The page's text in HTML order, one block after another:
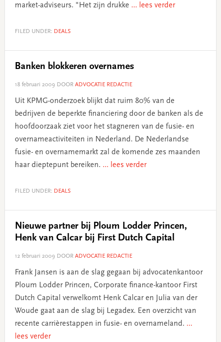
market-adviseurs. "Het zijn drukke ... lees verder
FILED UNDER: DEALS
Banken blokkeren overnames
18 februari 2009 DOOR ADVOCATIE REDACTIE
Uit KPMG-onderzoek blijkt dat ruim 80% van de
bedrijven de beperkte financiering door de banken als de
hoofdoorzaak ziet voor het stagneren van de fusie- en
overnameactiviteiten in Nederland. De Nederlandse
fusie- en overnamemarkt zal de komende zes maanden
haar dieptepunt bereiken. ... lees verder
FILED UNDER: DEALS
Nieuwe partner bij Ploum Lodder Princen,
Henk van Calcar bij First Dutch Capital
12 februari 2009 DOOR ADVOCATIE REDACTIE
Frank Jansen is aan de slag gegaan bij advocatenkantoor
Ploum Lodder Princen, Corporate finance-kantoor First
Dutch Capital verwelkomt Henk Calcar en Julia van der
Woude gaat aan de slag bij Legadex. Een overzicht van
recente carrièrestappen in fusie- en overnameland. ...
lees verder